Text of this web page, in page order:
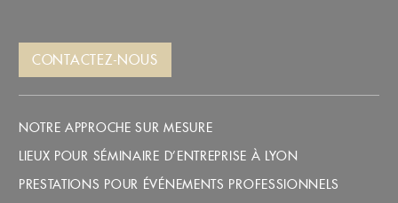
CONTACTEZ-NOUS
NOTRE APPROCHE SUR MESURE
LIEUX POUR SÉMINAIRE D’ENTREPRISE À LYON
PRESTATIONS POUR ÉVÉNEMENTS PROFESSIONNELS